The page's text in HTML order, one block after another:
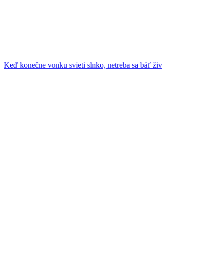
Keď konečne vonku svieti slnko, netreba sa báť živ